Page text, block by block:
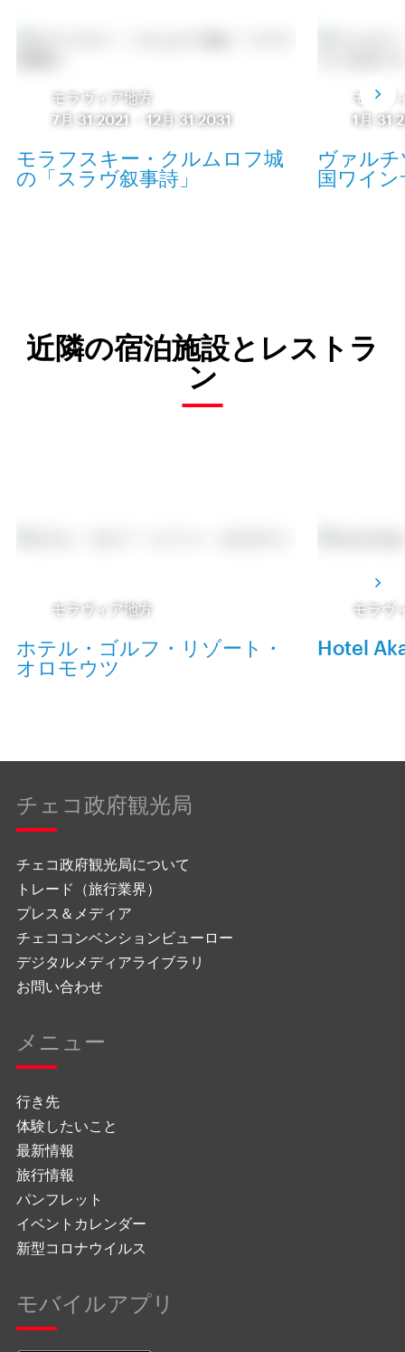
モラヴィア地方
7月 31 2021
12月 31 2031
モラフスキー・クルムロフ城
の「スラヴ叙事詩」
モラヴ
1月 31
ヴァル
国ワイ
近隣の宿泊施設とレストラ
ン
モラヴィア地方
ホテル・ゴルフ・リゾート・
オロモウツ
モラヴ
Hotel
チェコ政府観光局
チェコ政府観光局について
トレード（旅行業界）
プレス＆メディア
チェココンベンションビューロー
デジタルメディアライブラリ
お問い合わせ
メニュー
行き先
体験したいこと
最新情報
旅行情報
パンフレット
イベントカレンダー
新型コロナウイルス
モバイルアプリ